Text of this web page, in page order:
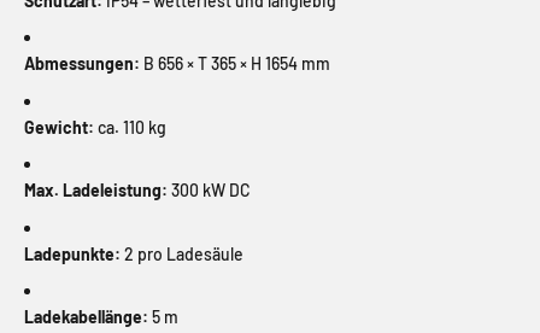
Abmessungen: B 656 × T 365 × H 1654 mm
Gewicht: ca. 110 kg
Max. Ladeleistung: 300 kW DC
Ladepunkte: 2 pro Ladesäule
Ladekabellänge: 5 m